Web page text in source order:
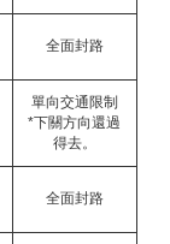
全面封路
單向交通限制
*下關方向還過
得去。
全面封路